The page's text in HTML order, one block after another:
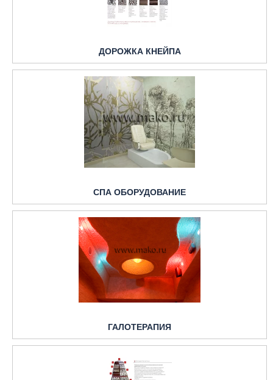
ДОРОЖКА КНЕЙПА
СПА ОБОРУДОВАНИЕ
ГАЛОТЕРАПИЯ